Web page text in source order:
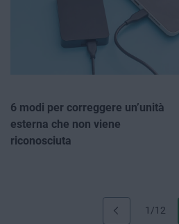
1/12
6 modi per correggere un’unità
esterna che non viene
riconosciuta